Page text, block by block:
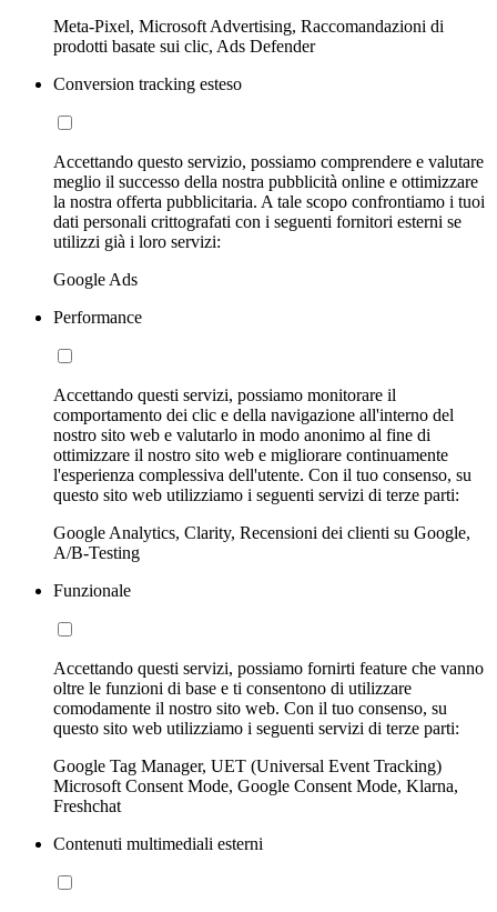
Meta-Pixel, Microsoft Advertising, Raccomandazioni di
prodotti basate sui clic, Ads Defender
Conversion tracking esteso
Accettando questo servizio, possiamo comprendere e valutare
meglio il successo della nostra pubblicità online e ottimizzare
la nostra offerta pubblicitaria. A tale scopo confrontiamo i tuoi
dati personali crittografati con i seguenti fornitori esterni se
utilizzi già i loro servizi:
Google Ads
Performance
Accettando questi servizi, possiamo monitorare il
comportamento dei clic e della navigazione all'interno del
nostro sito web e valutarlo in modo anonimo al fine di
ottimizzare il nostro sito web e migliorare continuamente
l'esperienza complessiva dell'utente. Con il tuo consenso, su
questo sito web utilizziamo i seguenti servizi di terze parti:
Google Analytics, Clarity, Recensioni dei clienti su Google,
A/B-Testing
Funzionale
Accettando questi servizi, possiamo fornirti feature che vanno
oltre le funzioni di base e ti consentono di utilizzare
comodamente il nostro sito web. Con il tuo consenso, su
questo sito web utilizziamo i seguenti servizi di terze parti:
Google Tag Manager, UET (Universal Event Tracking)
Microsoft Consent Mode, Google Consent Mode, Klarna,
Freshchat
Contenuti multimediali esterni